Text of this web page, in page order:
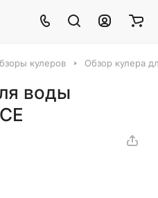
кулеров Обзор кулера
воды